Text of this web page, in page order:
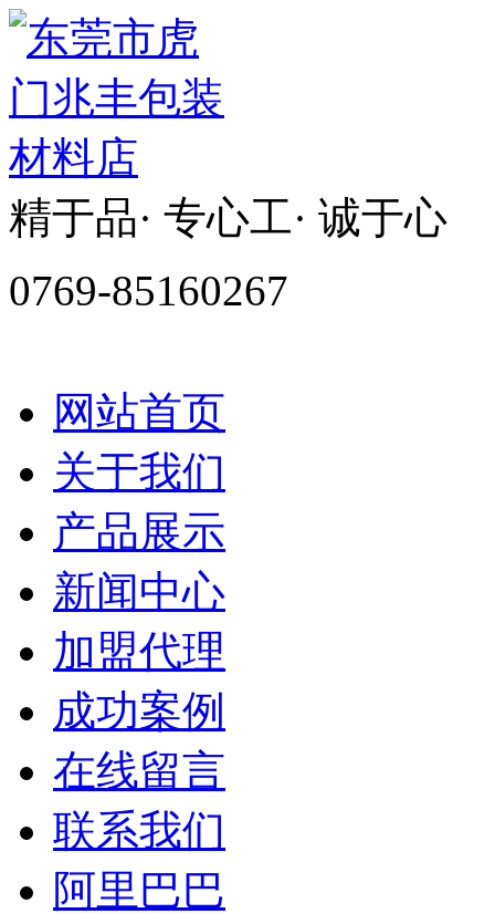
精于品· 专心工· 诚于心
0769-85160267
网站首页
关于我们
产品展示
新闻中心
加盟代理
成功案例
在线留言
联系我们
阿里巴巴